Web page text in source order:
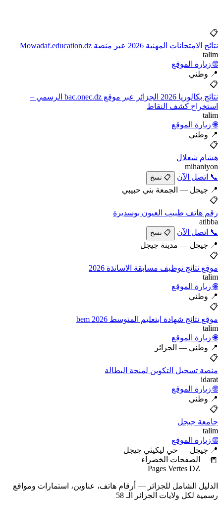
📋
نتائج الامتحانات المهنية 2026 عبر منصة Mowadaf.education.dz
talim
🌐 زيارة الموقع
📍 وطني
📋
نتائج بكالوريا 2026 الجزائر عبر موقع bac.onec.dz الرسمي –
استخراج كشف النقاط
talim
🌐 زيارة الموقع
📍 وطني
📋
هشام شعلال
mihaniyon
📞 اتصل الآن
📋 نسخ
📍 جيجل — الجمعة بني حبيبي
📋
رقم هاتف طبيب العيون بوسديرة
atibba
📞 اتصل الآن
📋 نسخ
📍 جيجل — مدينة جيجل
📋
موقع نتائج توظيف مسابقة الاساتذة 2026
talim
🌐 زيارة الموقع
📍 وطني
📋
موقع نتائج شهادة ابتعليم المتوسط 2026 bem
talim
🌐 زيارة الموقع
📍 وطني — الجزائر
📋
منصة تسجيل التكوين لمنحة البطالة
idarat
🌐 زيارة الموقع
📍 وطني
📋
جامعة جيجل
talim
🌐 زيارة الموقع
📍 جيجل — حي ليكيثي جيجل
📒
الصفحات الخضراء
Pages Vertes DZ
الدليل الشامل للجزائر — أرقام هاتف، عناوين، استمارات ومواقع
رسمية لكل ولايات الجزائر الـ 58